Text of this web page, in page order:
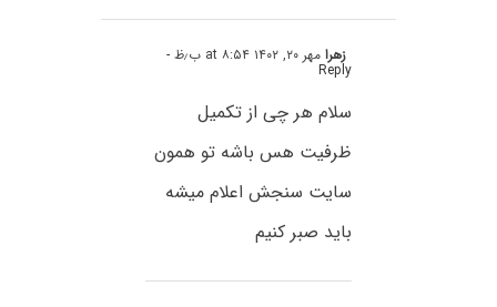
زهرامهر ۲۰, ۱۴۰۲ at ۸:۵۴ ب٫ظ -
Reply
سلام هر چی از تکمیل
ظرفیت هس باشه تو همون
سایت سنجش اعلام میشه
باید صبر کنیم